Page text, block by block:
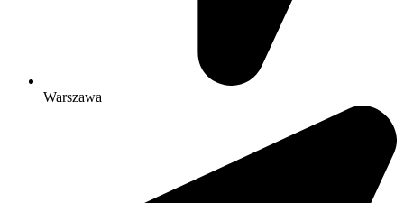
Warszawa